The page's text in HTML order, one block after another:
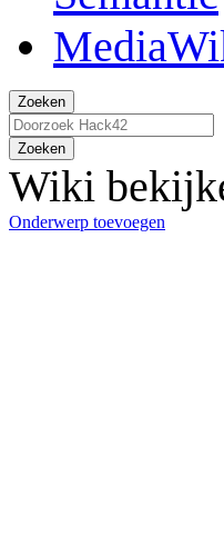
Zoeken
Zoeken
Wiki
Onderwerp toevoegen